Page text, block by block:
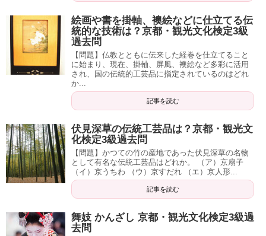
絵画や書を掛軸、襖絵などに仕立てる伝
統的な技術は？京都・観光文化検定3級
過去問
【問題】仏教とともに伝来した経巻を仕立てること
に始まり、現在、掛軸、屏風、襖絵など多彩に活用
され、国の伝統的工芸品に指定されているのはどれ
か...
記事を読む
伏見深草の伝統工芸品は？京都・観光文
化検定3級過去問
【問題】かつての竹の産地であった伏見深草の名物
として有名な伝統工芸品はどれか。 （ア）京扇子
（イ）京うちわ （ウ）京すだれ （エ）京人形...
記事を読む
舞妓 かんざし 京都・観光文化検定3級過
去問